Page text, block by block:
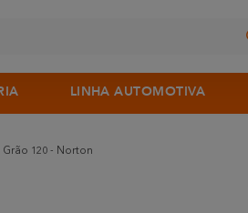
LINHA AUTOMOTIVA
120 - Norton